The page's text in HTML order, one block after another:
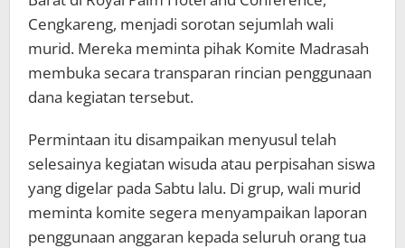
Cengkareng, menjadi sorotan sejumlah wali
murid. Mereka meminta pihak Komite Madrasah
membuka secara transparan rincian penggunaan
dana kegiatan tersebut.
Permintaan itu disampaikan menyusul telah
selesainya kegiatan wisuda atau perpisahan siswa
yang digelar pada Sabtu lalu. Di grup, wali murid
meminta komite segera menyampaikan laporan
penggunaan anggaran kepada seluruh orang tua